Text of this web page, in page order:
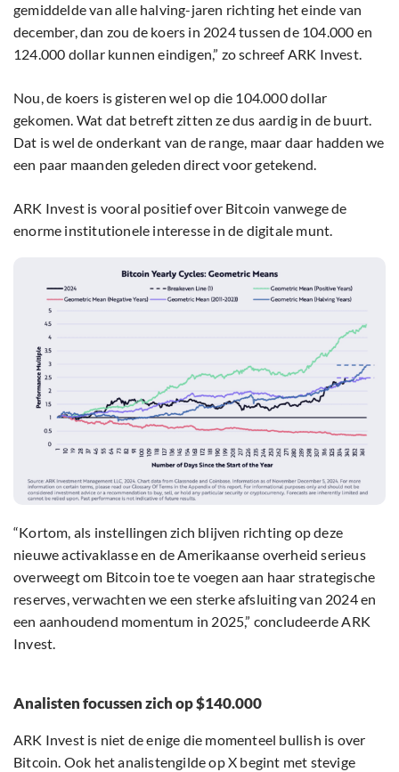
gemiddelde van alle halving-jaren richting het einde van
december, dan zou de koers in 2024 tussen de 104.000 en
124.000 dollar kunnen eindigen,” zo schreef ARK Invest.
Nou, de koers is gisteren wel op die 104.000 dollar
gekomen. Wat dat betreft zitten ze dus aardig in de buurt.
Dat is wel de onderkant van de range, maar daar hadden we
een paar maanden geleden direct voor getekend.
ARK Invest is vooral positief over Bitcoin vanwege de
enorme institutionele interesse in de digitale munt.
“Kortom, als instellingen zich blijven richting op deze
nieuwe activaklasse en de Amerikaanse overheid serieus
overweegt om Bitcoin toe te voegen aan haar strategische
reserves, verwachten we een sterke afsluiting van 2024 en
een aanhoudend momentum in 2025,” concludeerde ARK
Invest.
Analisten focussen zich op $140.000
ARK Invest is niet de enige die momenteel bullish is over
Bitcoin. Ook het analistengilde op X begint met stevige